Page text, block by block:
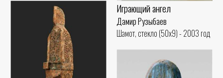
Играющий ангел
Дамир Рузыбаев
Шамот, стекло (50x9) - 2003 год